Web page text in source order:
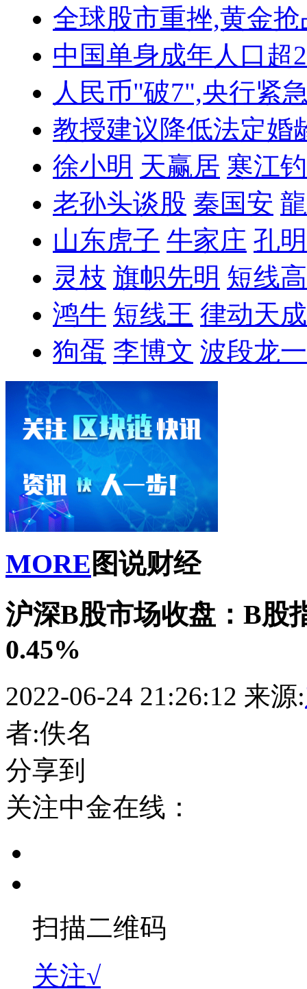
全球股市重挫,黄金抢
中国单身成年人口超
人民币"破7",央行紧
教授建议降低法定婚
徐小明 天赢居 寒江
老孙头谈股 秦国安
山东虎子 牛家庄 孔
灵枝 旗帜先明 短线
鸿牛 短线王 律动天成
狗蛋 李博文 波段龙一
MORE 图说财经
沪深B股市场收盘：B股
0.45%
2022-06-24 21:26:12 来源:
者:佚名
分享到
关注中金在线：
扫描二维码
关注√